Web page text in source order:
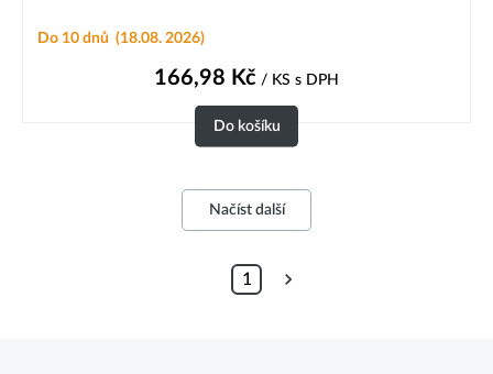
Do 10 dnů (18.08. 2026)
166,98 Kč / KS s DPH
Do košíku
Načíst další
1